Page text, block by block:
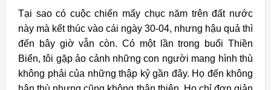
Tại sao có cuộc chiến mấy chục năm trên đất nước
này mà kết thúc vào cái ngày 30-04, nhưng hậu quả thì
đến bây giờ vẫn còn. Có một lần trong buổi Thiền
Biển, tôi gặp ảo cảnh những con người mang hình thù
không phải của những thập kỷ gần đây. Họ đến không